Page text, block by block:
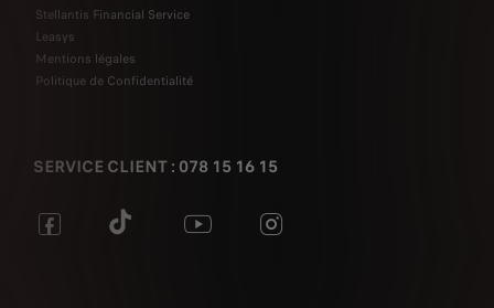
Stellantis Financial Service
Leasys
Mentions légales
Politique de Confidentialité
SERVICE CLIENT : 078 15 16 15